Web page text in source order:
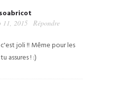
11, 2015 Répondre
joli !! Même pour les
assures ! :)